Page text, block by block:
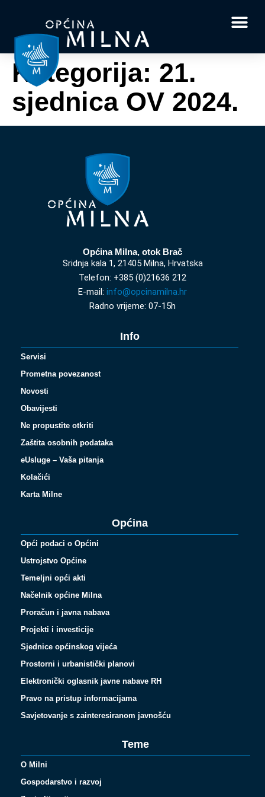
Kategorija: 21.
sjednica OV 2024.
Općina Milna, otok Brač
Sridnja kala 1, 21405 Milna, Hrvatska
Telefon: +385 (0)21636 212
E-mail: info@opcinamilna.hr
Radno vrijeme: 07-15h
Info
Servisi
Prometna povezanost
Novosti
Obavijesti
Ne propustite otkriti
Zaštita osobnih podataka
eUsluge – Vaša pitanja
Kolačići
Karta Milne
Općina
Opći podaci o Općini
Ustrojstvo Općine
Temeljni opći akti
Načelnik općine Milna
Proračun i javna nabava
Projekti i investicije
Sjednice općinskog vijeća
Prostorni i urbanistički planovi
Elektronički oglasnik javne nabave RH
Pravo na pristup informacijama
Savjetovanje s zainteresiranom javnošću
Teme
O Milni
Gospodarstvo i razvoj